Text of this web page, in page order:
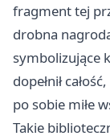
fragment tej
drobna
symbolizujące
dopełnił
po sobie miłe
Takie